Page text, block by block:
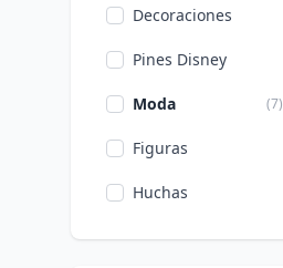
Decoraciones
Pines Disney
Moda (7)
Figuras
Huchas